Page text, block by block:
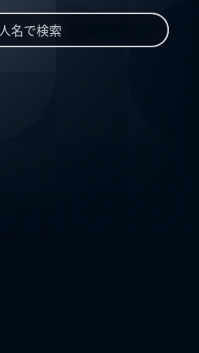
名で検索